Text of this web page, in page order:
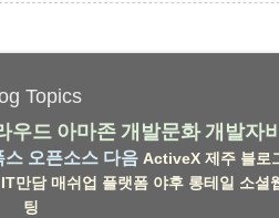
Topics
우드 아마존 개발문화 개발자
스 오픈소스 다음 ActiveX 제주 블로
IT만담 매쉬업 플랫폼 야후 롱테일 소셜
팅